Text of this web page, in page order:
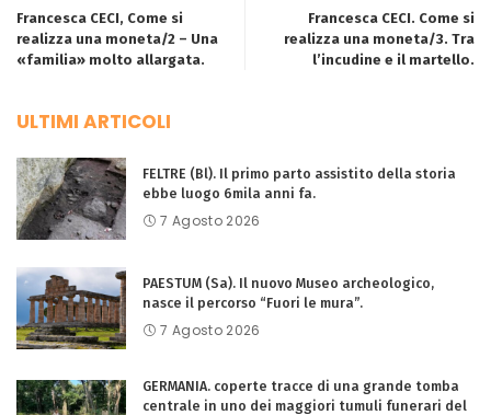
Francesca CECI, Come si
realizza una moneta/2 – Una
«familia» molto allargata.
Francesca CECI. Come si
realizza una moneta/3. Tra
l’incudine e il martello.
ULTIMI ARTICOLI
FELTRE (Bl). Il primo parto assistito della storia
ebbe luogo 6mila anni fa.
7 Agosto 2026
PAESTUM (Sa). Il nuovo Museo archeologico,
nasce il percorso “Fuori le mura”.
7 Agosto 2026
GERMANIA. coperte tracce di una grande tomba
centrale in uno dei maggiori tumuli funerari del